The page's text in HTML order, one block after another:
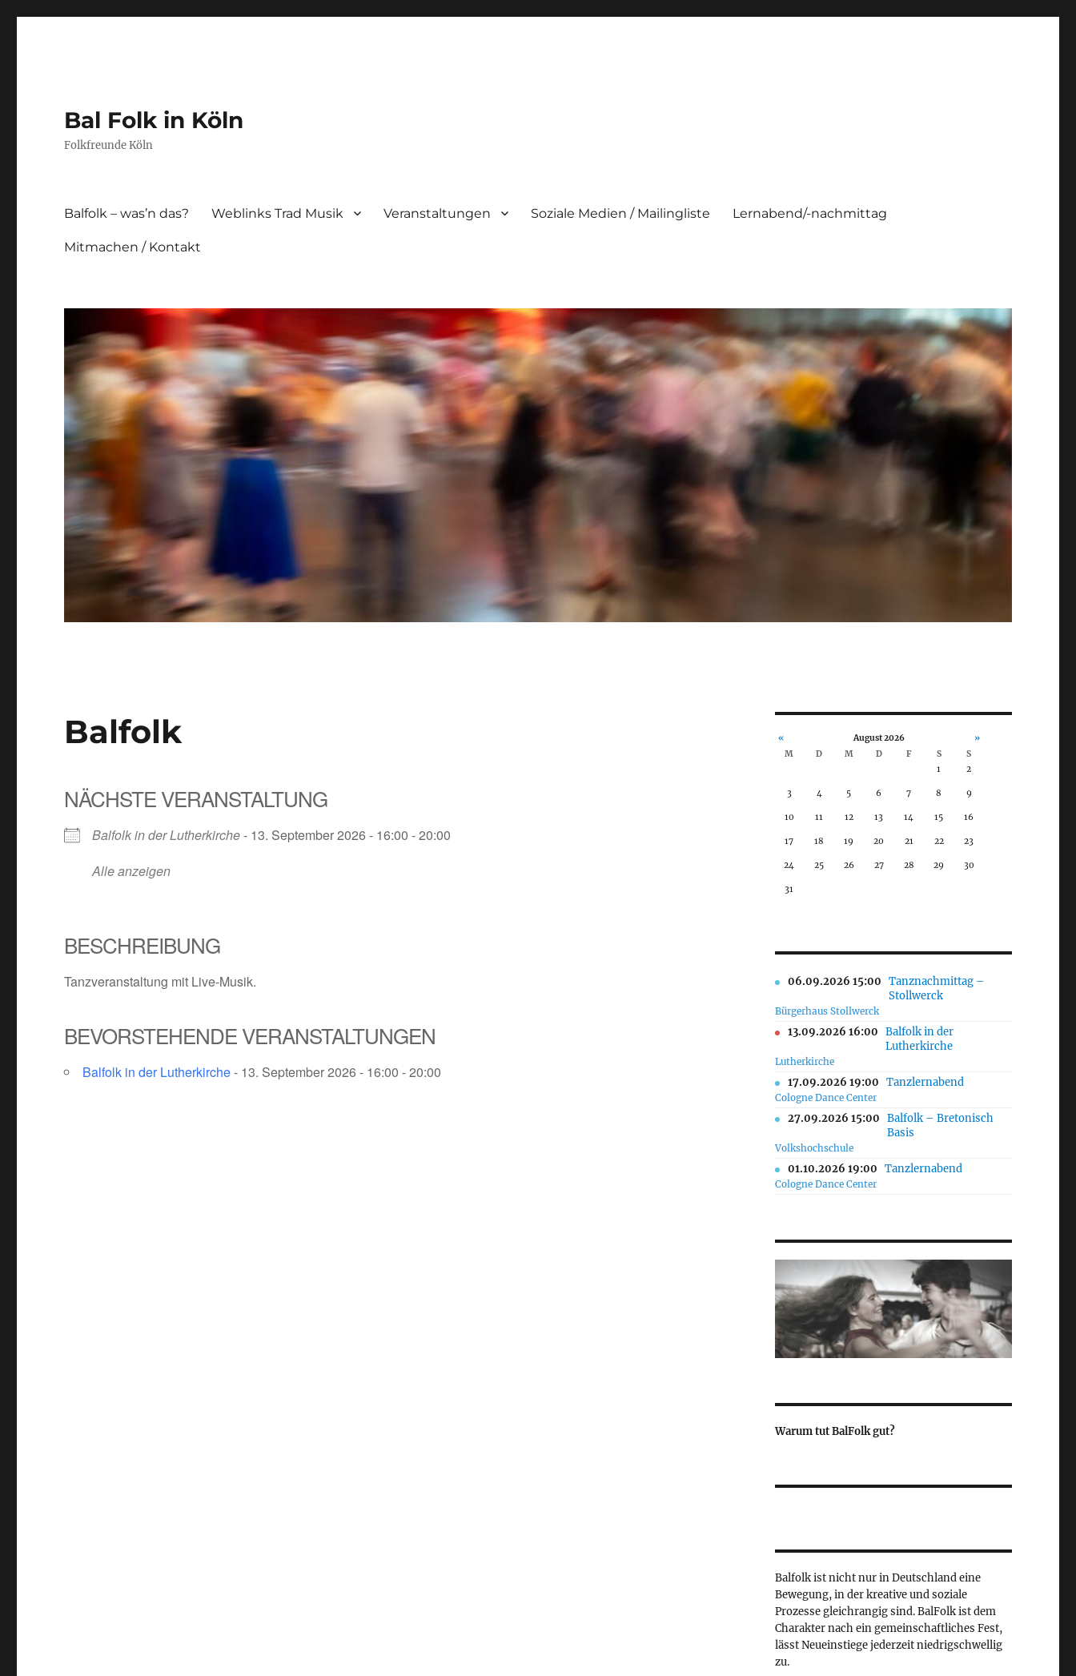
Bal Folk in Köln
Folkfreunde Köln
Balfolk – was’n das? Weblinks Trad Musik Veranstaltungen Soziale Medien / Mailingliste Lernabend/-nachmittag
Mitmachen / Kontakt
Balfolk
NÄCHSTE VERANSTALTUNG
Balfolk in der Lutherkirche- 13. September 2026 - 16:00 - 20:00
Alle anzeigen
BESCHREIBUNG
Tanzveranstaltung mit Live-Musik.
BEVORSTEHENDE VERANSTALTUNGEN
Balfolk in der Lutherkirche- 13. September 2026 - 16:00 - 20:00
« August 2026
»
M
D M D F S
S
1
2
3 4 5 6 7 8 9
10 11 12 13 14 15 16
17 18 19 20 21 22 23
24 25 26 27 28 29 30
31
06.09.2026 15:00
Tanznachmittag –
Stollwerck
Bürgerhaus Stollwerck
13.09.2026 16:00
Balfolk in der
Lutherkirche
Lutherkirche
17.09.2026 19:00 Tanzlernabend
Cologne Dance Center
27.09.2026 15:00
Balfolk – Bretonisch
Basis
Volkshochschule
01.10.2026 19:00 Tanzlernabend
Cologne Dance Center
Warum tut BalFolk gut?
Balfolk ist nicht nur in Deutschland eine
Bewegung, in der kreative und soziale
Prozesse gleichrangig sind. BalFolk ist dem
Charakter nach ein gemeinschaftliches Fest,
lässt Neueinstiege jederzeit niedrigschwellig
zu.